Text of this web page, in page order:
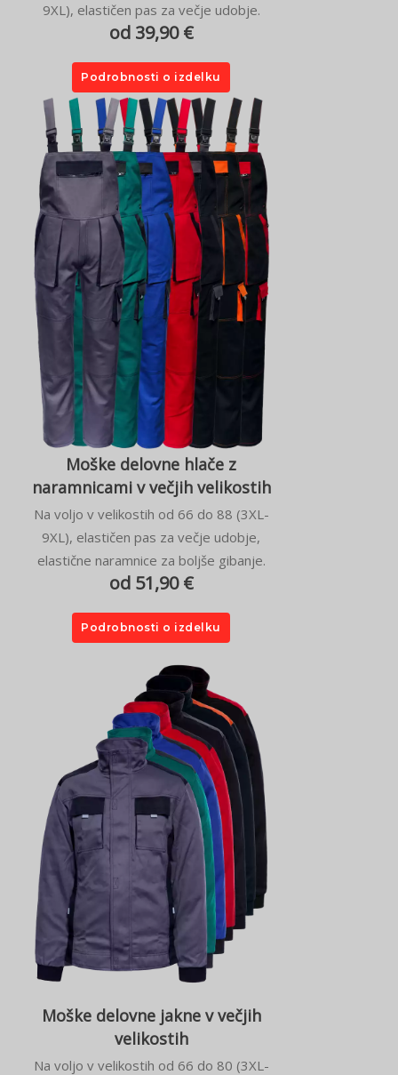
9XL), elastičen pas za večje udobje.
od 39,90 €
Podrobnosti o izdelku
Moške delovne hlače z
naramnicami v večjih velikostih
Na voljo v velikostih od 66 do 88 (3XL-
9XL), elastičen pas za večje udobje,
elastične naramnice za boljše gibanje.
od 51,90 €
Podrobnosti o izdelku
Moške delovne jakne v večjih
velikostih
Na voljo v velikostih od 66 do 80 (3XL-